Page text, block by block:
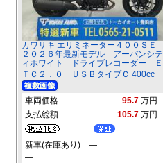
カワサキ エリミネーター４００ＳＥ
２０２６年最新モデル アーバンシテ
ィホワイト ドライブレコーダー Ｅ
ＴＣ２．０ ＵＳＢタイプＣ 400cc
車両価格 95.7 万円
支払総額
105.7 万円
新車(在庫あり) ―
―